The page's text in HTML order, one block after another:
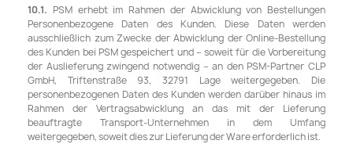
10.1. PSM erhebt im Rahmen der Abwicklung von Bestellungen
Personenbezogene Daten des Kunden. Diese Daten werden
ausschließlich zum Zwecke der Abwicklung der Online-Bestellung
des Kunden bei PSM gespeichert und – soweit für die Vorbereitung
der Auslieferung zwingend notwendig – an den PSM-Partner CLP
GmbH, Triftenstraße 93, 32791 Lage weitergegeben. Die
personenbezogenen Daten des Kunden werden darüber hinaus im
Rahmen der Vertragsabwicklung an das mit der Lieferung
beauftragte Transport-Unternehmen in dem Umfang
weitergegeben, soweit dies zur Lieferung der Ware erforderlich ist.